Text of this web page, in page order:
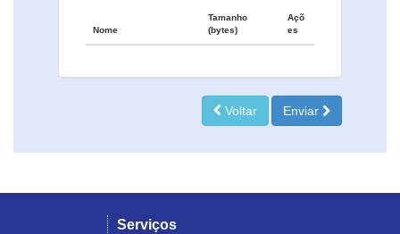
Nome
Tamanho
(bytes)
Açõ
es
Voltar Enviar
Serviços